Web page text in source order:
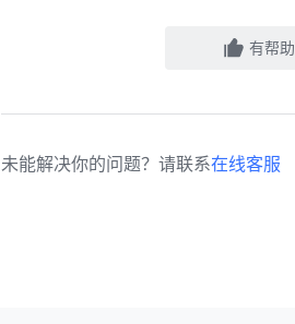
有帮助
未能解决你的问题？请联系在线客服